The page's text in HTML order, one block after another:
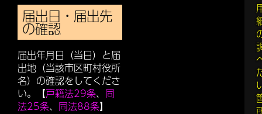
届出日・届出先
の確認
届出年月日（当日）と届
出地（当該市区町村役所
名）の確認をしてくださ
い。【戸籍法29条、 同
法25条、 同法88条】